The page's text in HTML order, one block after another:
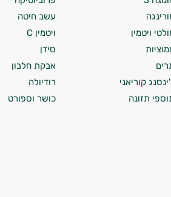
עשב חיטה
ויטמין
ויטמין C
סידן
אבקת חלבון
קוריאני
רודיולה
תזונה
כושר וספורט